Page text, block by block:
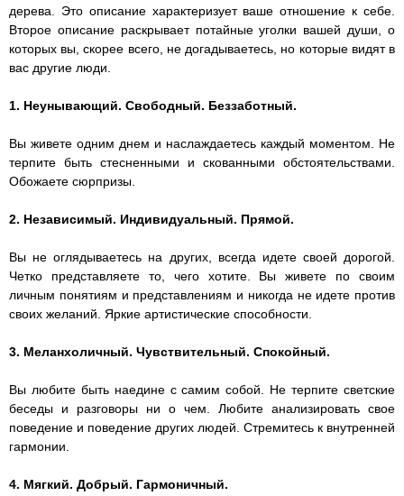
дерева. Это описание характеризует ваше отношение к себе.
Второе описание раскрывает потайные уголки вашей души, о
которых вы, скорее всего, не догадываетесь, но которые видят в
вас другие люди.
1. Неунывающий. Свободный. Беззаботный.
Вы живете одним днем и наслаждаетесь каждый моментом. Не
терпите быть стесненными и скованными обстоятельствами.
Обожаете сюрпризы.
2. Независимый. Индивидуальный. Прямой.
Вы не оглядываетесь на других, всегда идете своей дорогой.
Четко представляете то, чего хотите. Вы живете по своим
личным понятиям и представлениям и никогда не идете против
своих желаний. Яркие артистические способности.
3. Меланхоличный. Чувствительный. Спокойный.
Вы любите быть наедине с самим собой. Не терпите светские
беседы и разговоры ни о чем. Любите анализировать свое
поведение и поведение других людей. Стремитесь к внутренней
гармонии.
4. Мягкий. Добрый. Гармоничный.